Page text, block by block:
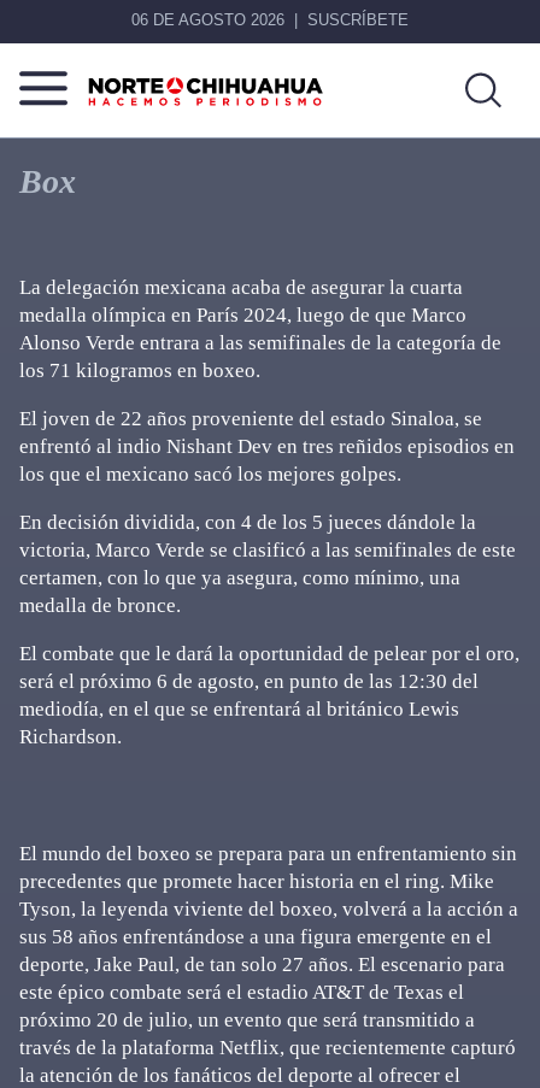
06 DE AGOSTO 2026 SUSCRÍBETE
Norte
Más
Box
La delegación mexicana acaba de asegurar la cuarta
medalla olímpica en París 2024, luego de que Marco
Alonso Verde entrara a las semifinales de la categoría de
los 71 kilogramos en boxeo.
El joven de 22 años proveniente del estado Sinaloa, se
enfrentó al indio Nishant Dev en tres reñidos episodios en
los que el mexicano sacó los mejores golpes.
En decisión dividida, con 4 de los 5 jueces dándole la
victoria, Marco Verde se clasificó a las semifinales de este
certamen, con lo que ya asegura, como mínimo, una
medalla de bronce.
El combate que le dará la oportunidad de pelear por el oro,
será el próximo 6 de agosto, en punto de las 12:30 del
mediodía, en el que se enfrentará al británico Lewis
Richardson.
El mundo del boxeo se prepara para un enfrentamiento sin
precedentes que promete hacer historia en el ring. Mike
Tyson, la leyenda viviente del boxeo, volverá a la acción a
sus 58 años enfrentándose a una figura emergente en el
deporte, Jake Paul, de tan solo 27 años. El escenario para
este épico combate será el estadio AT&T de Texas el
próximo 20 de julio, un evento que será transmitido a
través de la plataforma Netflix, que recientemente capturó
la atención de los fanáticos del deporte al ofrecer el